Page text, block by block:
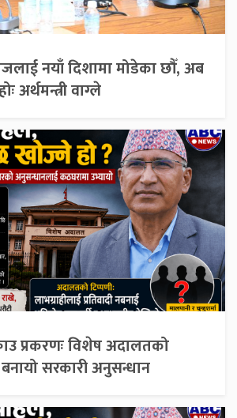
नयाँ दिशामा मोडेका छौँ, अब
अर्थमन्त्री वाग्ले
प्रकरणः विशेष अदालतको
सरकारी अनुसन्धान